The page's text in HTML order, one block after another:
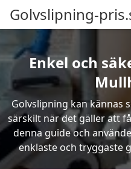
Golvslipning-
Enkel och
Golvslipning kan kännas
särskilt när det gäller att
denna guide och
enklaste och tryggaste